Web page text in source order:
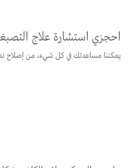
احجزي استشارة علاج
يمكننا مساعدتك في كل شيء، من إصلاح